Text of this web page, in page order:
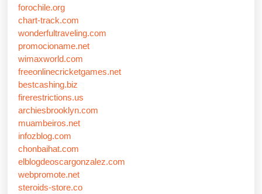
forochile.org
chart-track.com
wonderfultraveling.com
promocioname.net
wimaxworld.com
freeonlinecricketgames.net
bestcashing.biz
firerestrictions.us
archiesbrooklyn.com
muambeiros.net
infozblog.com
chonbaihat.com
elblogdeoscargonzalez.com
webpromote.net
steroids-store.co